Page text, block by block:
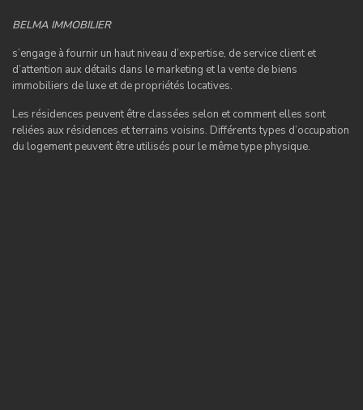
BELMA IMMOBILIER
s’engage à fournir un haut niveau d’expertise, de service client et
d’attention aux détails dans le marketing et la vente de biens
immobiliers de luxe et de propriétés locatives.
Les résidences peuvent être classées selon et comment elles sont
reliées aux résidences et terrains voisins. Différents types d’occupation
du logement peuvent être utilisés pour le même type physique.